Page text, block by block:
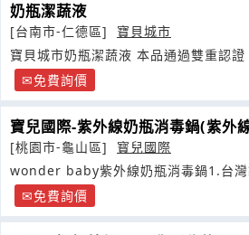
奶瓶潔蔬液
[台南市-仁德區]
寶貝城市
寶貝城市奶瓶潔蔬液 本品通過
免費詢價
寶兒國際-紫外線奶瓶消毒鍋(紫外
[桃園市-龜山區]
寳兒國際
wonder baby紫外線奶瓶消毒鍋1.台
免費詢價